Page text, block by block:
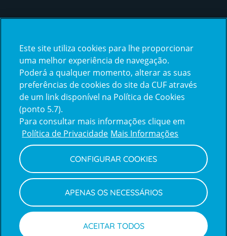
certification2certification3
Reclamações
e
elogios
Policy
Política de Privacidade e Cookies
Termos e Condições
Declaração de Acessibilidade
Canal de Denúncias
Informações legais
Este site utiliza cookies para lhe proporcionar
uma melhor experiência de navegação.
Poderá a qualquer momento, alterar as suas
preferências de cookies do site da CUF através
de um link disponível na Política de Cookies
(ponto 5.7).
Para consultar mais informações clique em
Política de Privacidade Mais Informações
CONFIGURAR COOKIES
APENAS OS NECESSÁRIOS
ACEITAR TODOS